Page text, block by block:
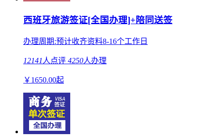
西班牙旅游签证[全国办理]+陪同送签
办理周期:预计收齐资料8-16个工作日
12141 人点评 4250人办理
￥ 1650.00起